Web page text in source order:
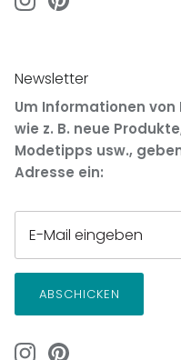
Newsletter
Um Informationen
wie z. B. neue
Modetipps usw.,
Adresse ein:
ABSCHICKEN